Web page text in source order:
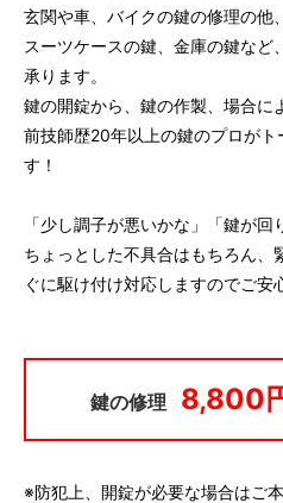
玄関や車、バイクの鍵の修理の他
スーツケースの鍵、金庫の鍵など
承ります。
鍵の開錠から、鍵の作製、場合に
前技師歴20年以上の鍵のプロがト
す！
「少し調子が悪いかな」「鍵が回
ちょっとした不具合はもちろん、
ぐに駆け付け対応しますのでご安
鍵の修理 8,800
※防犯上、開錠が必要な場合はご